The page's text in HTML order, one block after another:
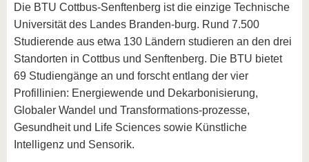
Die BTU Cottbus-Senftenberg ist die einzige Technische
Universität des Landes Branden-burg. Rund 7.500
Studierende aus etwa 130 Ländern studieren an den drei
Standorten in Cottbus und Senftenberg. Die BTU bietet
69 Studiengänge an und forscht entlang der vier
Profillinien: Energiewende und Dekarbonisierung,
Globaler Wandel und Transformations-prozesse,
Gesundheit und Life Sciences sowie Künstliche
Intelligenz und Sensorik.